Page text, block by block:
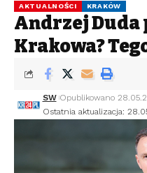
AKTUALNOŚCI KRAKÓW
Andrzej Duda
Krakowa?
Ostatnia aktualizacja:
SW Opublikowano